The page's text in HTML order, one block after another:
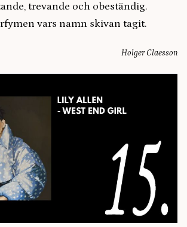
trevande och obeständig.
vars namn skivan tagit.
Holger Claesson